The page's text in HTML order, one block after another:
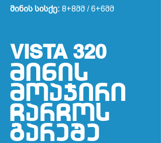
მინის სისქე: 8+8მმ / 6+6მმ
VISTA 320
minis
moajiri
CarCos
გareSe